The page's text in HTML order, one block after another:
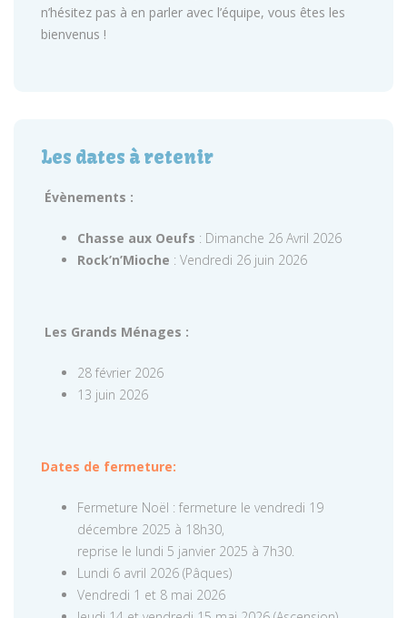
n’hésitez pas à en parler avec l’équipe, vous êtes les
bienvenus !
Les dates à retenir
Évènements :
Chasse aux Oeufs : Dimanche 26 Avril 2026
Rock’n’Mioche : Vendredi 26 juin 2026
Les Grands Ménages :
28 février 2026
13 juin 2026
Dates de fermeture:
Fermeture Noël : fermeture le vendredi 19
décembre 2025 à 18h30,
reprise le lundi 5 janvier 2025 à 7h30.
Lundi 6 avril 2026 (Pâques)
Vendredi 1 et 8 mai 2026